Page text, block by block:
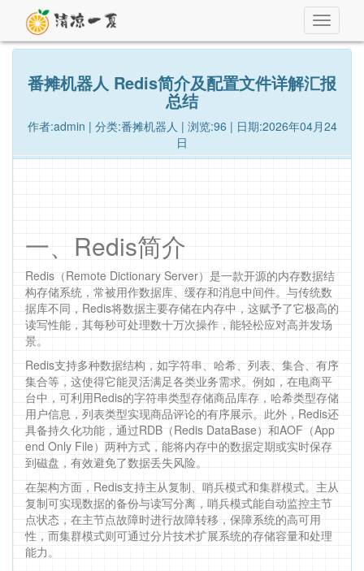
Toggle
番摊机器人 Redis简介及配置文件详解汇报
总结
作者:admin | 分类:番摊机器人 | 浏览:96 | 日期:2026年04月24
日
一、Redis简介
Redis（Remote Dictionary Server）是一款开源的内存数据结
构存储系统，常被用作数据库、缓存和消息中间件。与传统数
据库不同，Redis将数据主要存储在内存中，这赋予了它极高的
读写性能，其每秒可处理数十万次操作，能轻松应对高并发场
景。
Redis支持多种数据结构，如字符串、哈希、列表、集合、有序
集合等，这使得它能灵活满足各类业务需求。例如，在电商平
台中，可利用Redis的字符串类型存储商品库存，哈希类型存储
用户信息，列表类型实现商品评论的有序展示。此外，Redis还
具备持久化功能，通过RDB（Redis DataBase）和AOF（App
end Only File）两种方式，能将内存中的数据定期或实时保存
到磁盘，有效避免了数据丢失风险。
在架构方面，Redis支持主从复制、哨兵模式和集群模式。主从
复制可实现数据的备份与读写分离，哨兵模式能自动监控主节
点状态，在主节点故障时进行故障转移，保障系统的高可用
性，而集群模式则可通过分片技术扩展系统的存储容量和处理
能力。